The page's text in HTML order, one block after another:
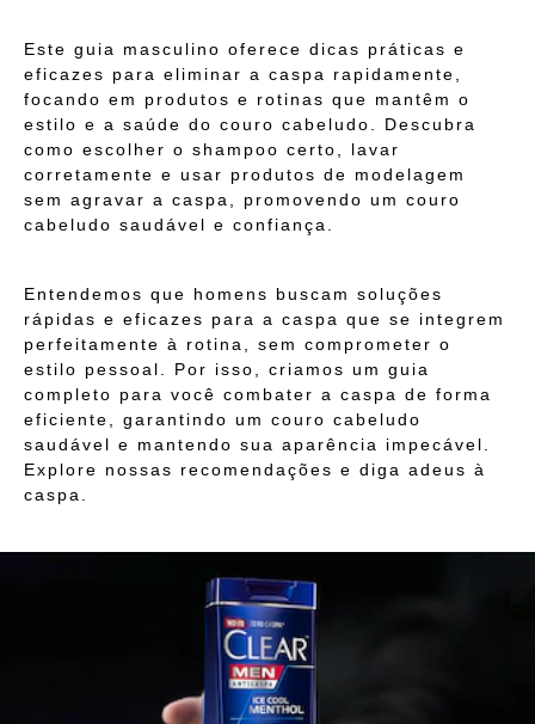
Este guia masculino oferece dicas práticas e
eficazes para eliminar a caspa rapidamente,
focando em produtos e rotinas que mantêm o
estilo e a saúde do couro cabeludo. Descubra
como escolher o shampoo certo, lavar
corretamente e usar produtos de modelagem
sem agravar a caspa, promovendo um couro
cabeludo saudável e confiança.
Entendemos que homens buscam soluções
rápidas e eficazes para a caspa que se integrem
perfeitamente à rotina, sem comprometer o
estilo pessoal. Por isso, criamos um guia
completo para você combater a caspa de forma
eficiente, garantindo um couro cabeludo
saudável e mantendo sua aparência impecável.
Explore nossas recomendações e diga adeus à
caspa.